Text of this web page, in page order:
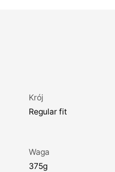
Krój
regular fit
Waga
375g